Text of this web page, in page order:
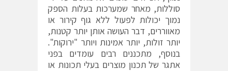
סוללות, מאחר שמערכות בעלות הספק
נמוך יכולות לפעול ללא גוף קירור או
מאווררים, דבר העושה אותן יותר קטנות,
יותר זולות, יותר אמינות ויותר "ירוקות".
בנוסף, מתכננים רבים עומדים בפני
אתגר של תכנון מוצרים בעלי תכונות או